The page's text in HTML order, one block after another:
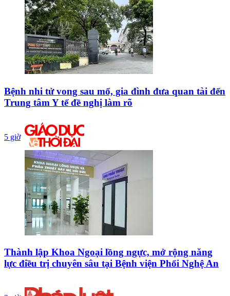
Bệnh nhi tử vong sau mổ, gia đình đưa quan tài đến
Trung tâm Y tế đề nghị làm rõ
5 giờ
Thành lập Khoa Ngoại lồng ngực, mở rộng năng
lực điều trị chuyên sâu tại Bệnh viện Phổi Nghệ An